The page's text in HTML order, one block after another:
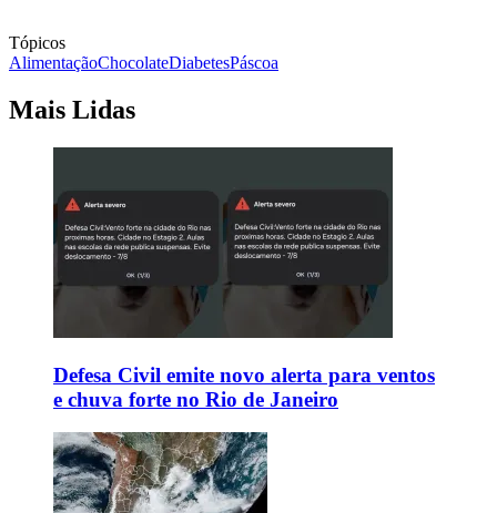
Tópicos
AlimentaçãoChocolateDiabetesPáscoa
Mais Lidas
Defesa Civil emite novo alerta para ventos
e chuva forte no Rio de Janeiro